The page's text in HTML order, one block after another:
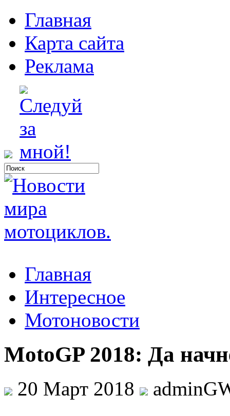
Главная
Карта сайта
Реклама
Главная
Интересное
Мотоновости
MotoGP 2018: Да
20 Март 2018